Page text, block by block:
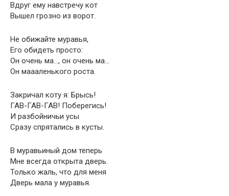
Вдруг ему навстречу кот
Вышел грозно из ворот.
Не обижайте муравья,
Его обидеть просто:
Он очень ма…, он очень ма…
Он маааленького роста.
Закричал коту я: Брысь!
ГАВ-ГАВ-ГАВ! Поберегись!
И разбойничьи усы
Сразу спрятались в кусты.
В муравьиный дом теперь
Мне всегда открыта дверь.
Только жаль, что для меня
Дверь мала у муравья.